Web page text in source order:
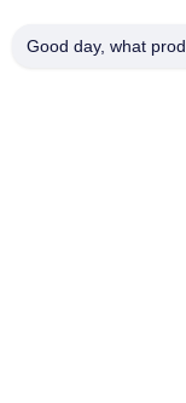
ঘটনা
Good day, what